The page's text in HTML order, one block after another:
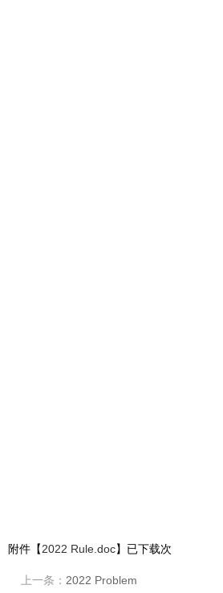
附件【2022 Rule.doc】已下载次
上一条： 2022 Problem